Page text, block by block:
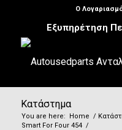
Ο
Εξυπηρέτηση
Κατάστημα
You are here: Home /
Smart For Four 454 /